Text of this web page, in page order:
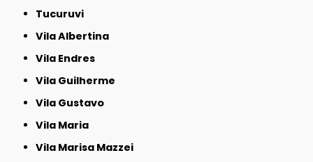
Tucuruvi
Vila Albertina
Vila Endres
Vila Guilherme
Vila Gustavo
Vila Maria
Vila Marisa Mazzei